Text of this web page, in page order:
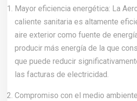
Mayor eficiencia energética: La
caliente sanitaria es altamente
aire exterior como fuente de
producir más energía de la que
que puede reducir
las facturas de electricidad.
Compromiso con el medio